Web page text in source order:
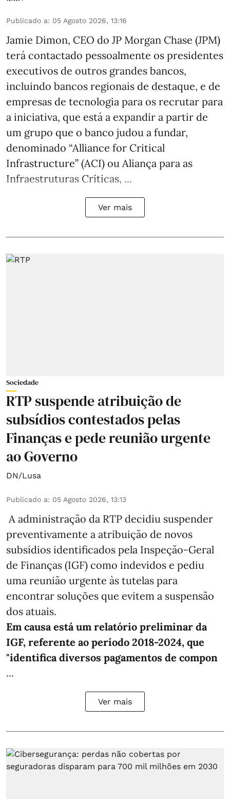
Publicado a: 05 Agosto 2026, 13:16
Jamie Dimon, CEO do JP Morgan Chase (JPM)
terá contactado pessoalmente os presidentes
executivos de outros grandes bancos,
incluindo bancos regionais de destaque, e de
empresas de tecnologia para os recrutar para
a iniciativa, que está a expandir a partir de
um grupo que o banco judou a fundar,
denominado “Alliance for Critical
Infrastructure” (ACI) ou Aliança para as
Infraestruturas Críticas, ...
Ver mais
Sociedade
RTP suspende atribuição de
subsídios contestados pelas
Finanças e pede reunião urgente
ao Governo
DN/Lusa
Publicado a: 05 Agosto 2026, 13:13
A administração da RTP decidiu suspender
preventivamente a atribuição de novos
subsídios identificados pela Inspeção-Geral
de Finanças (IGF) como indevidos e pediu
uma reunião urgente às tutelas para
encontrar soluções que evitem a suspensão
dos atuais.
Em causa está um relatório preliminar da
IGF, referente ao período 2018-2024, que
"identifica diversos pagamentos de compon
...
Ver mais